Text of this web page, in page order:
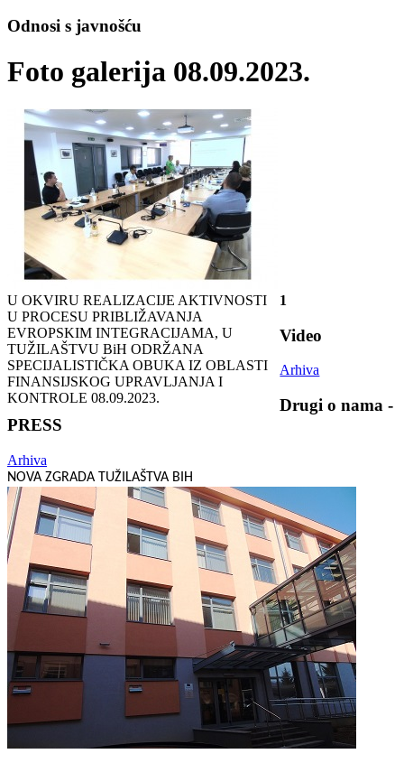
Odnosi s javnošću
Foto galerija 08.09.2023.
U OKVIRU REALIZACIJE AKTIVNOSTI
U PROCESU PRIBLIŽAVANJA
EVROPSKIM INTEGRACIJAMA, U
TUŽILAŠTVU BiH ODRŽANA
SPECIJALISTIČKA OBUKA IZ OBLASTI
FINANSIJSKOG UPRAVLJANJA I
KONTROLE 08.09.2023.
1
Video
Arhiva
Drugi o nama -
PRESS
Arhiva
NOVA ZGRADA TUŽILAŠTVA BIH